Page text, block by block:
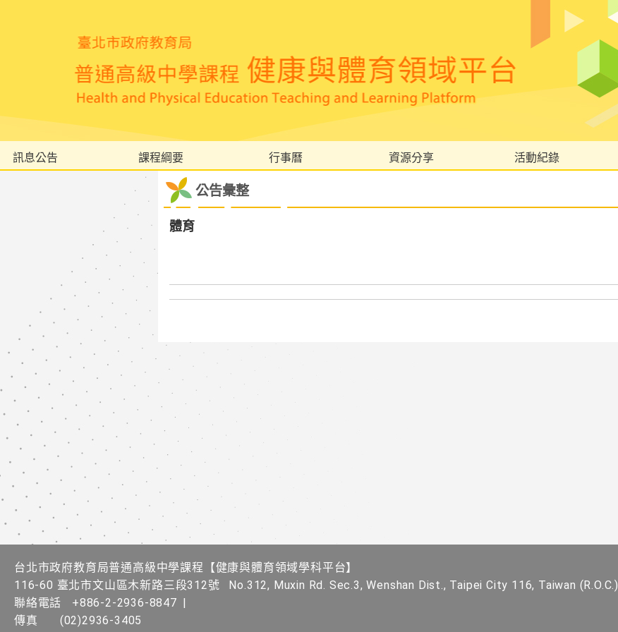
訊息公告 課程綱要 行事曆 資源分享 活動紀錄
公告彙整
體育
台北市政府教育局普通高級中學課程​【健康與體育領域學科平台】
116-60 臺北市文山區木新路三段312號
No.312, Muxin Rd. Sec.3, Wenshan Dist., Taipei City 116, Taiwan (R.O.C.)
聯絡電話
+886-2-2936-8847 |
傳真
(02)2936-3405